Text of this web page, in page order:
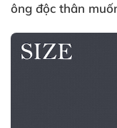
ông độc thân